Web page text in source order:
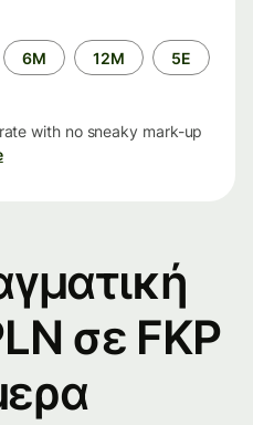
6M 12M 5Ε
with no sneaky mark-up
σε FKP